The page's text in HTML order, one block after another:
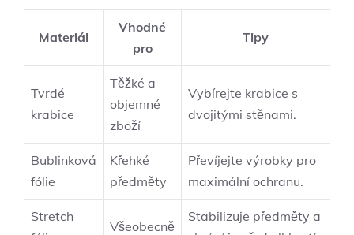
Materiál
Vhodné
pro
Tipy
Tvrdé
krabice
Těžké a
objemné
zboží
Vybírejte krabice s
dvojitými stěnami.
Bublinková
fólie
Křehké
předměty
Převíjejte výrobky pro
maximální ochranu.
Stretch
Všeobecně
Stabilizuje předměty a